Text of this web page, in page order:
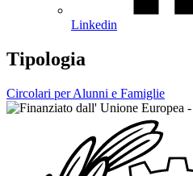
Linkedin
Tipologia
Circolari per Alunni e Famiglie